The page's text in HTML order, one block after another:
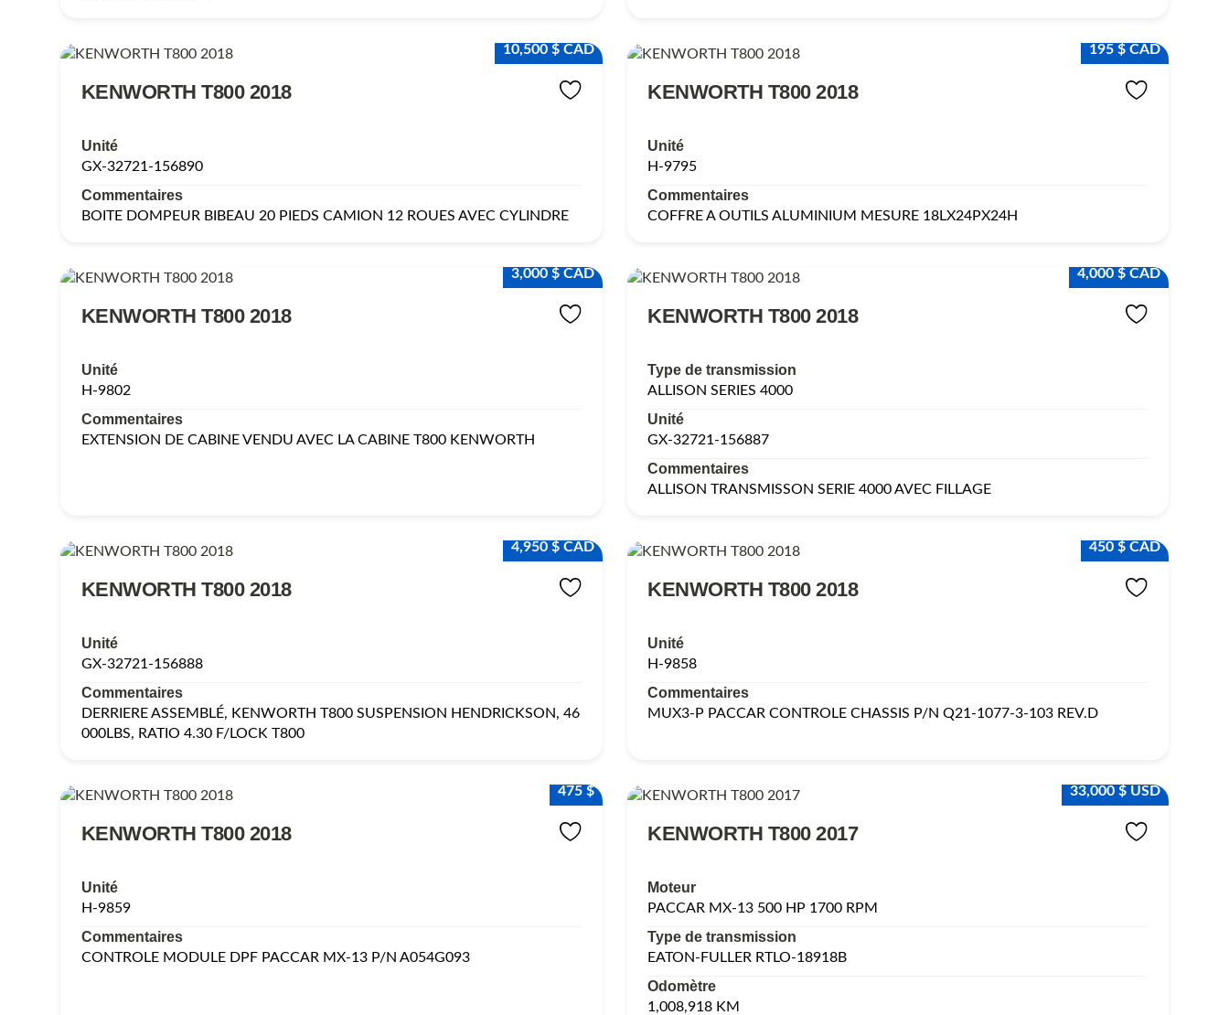
10,500 $ CAD
KENWORTH T800 2018
Unité
GX-32721-156890
Commentaires
BOITE DOMPEUR BIBEAU 20 PIEDS CAMION 12 ROUES AVEC CYLINDRE
195 $ CAD
KENWORTH T800 2018
Unité
H-9795
Commentaires
COFFRE A OUTILS ALUMINIUM MESURE 18LX24PX24H
3,000 $ CAD
KENWORTH T800 2018
Unité
H-9802
Commentaires
EXTENSION DE CABINE VENDU AVEC LA CABINE T800 KENWORTH
4,000 $ CAD
KENWORTH T800 2018
Type de transmission
ALLISON SERIES 4000
Unité
GX-32721-156887
Commentaires
ALLISON TRANSMISSON SERIE 4000 AVEC FILLAGE
4,950 $ CAD
KENWORTH T800 2018
Unité
GX-32721-156888
Commentaires
DERRIERE ASSEMBLÉ, KENWORTH T800 SUSPENSION HENDRICKSON, 46
000LBS, RATIO 4.30 F/LOCK T800
450 $ CAD
KENWORTH T800 2018
Unité
H-9858
Commentaires
MUX3-P PACCAR CONTROLE CHASSIS P/N Q21-1077-3-103 REV.D
475 $
KENWORTH T800 2018
Unité
H-9859
Commentaires
CONTROLE MODULE DPF PACCAR MX-13 P/N A054G093
33,000 $ USD
KENWORTH T800 2017
Moteur
PACCAR MX-13 500 HP 1700 RPM
Type de transmission
EATON-FULLER RTLO-18918B
Odomètre
1,008,918 KM